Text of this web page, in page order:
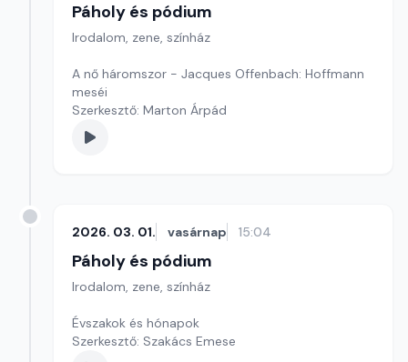
Páholy és pódium
Irodalom, zene, színház
A nő háromszor - Jacques Offenbach: Hoffmann
meséi
Szerkesztő: Marton Árpád
2026. 03. 01. vasárnap 15:04
Páholy és pódium
Irodalom, zene, színház
Évszakok és hónapok
Szerkesztő: Szakács Emese